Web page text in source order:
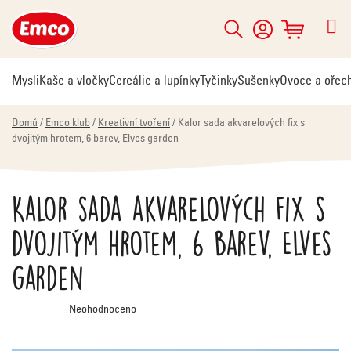
na
obsah
Hledat
NÁKUPNÍ
KOŠÍK
MysliKaše a vločkyCereálie a lupínky TyčinkySušenkyOvoce a
Domů / Emco klub / Kreativní tvoření / Kalor sada akvarelových fix s
dvojitým hrotem, 6 barev, Elves garden
Kalor sada akvarelových fix s
dvojitým hrotem, 6 barev, Elves
garden
Průměrné
hodnocení
Neohodnoceno